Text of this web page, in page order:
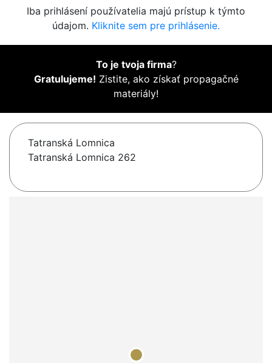
Iba prihlásení používatelia majú prístup k týmto
údajom. Kliknite sem pre prihlásenie.
To je tvoja firma?
Gratulujeme! Zistite, ako získať propagačné
materiály!
Tatranská Lomnica
Tatranská Lomnica 262